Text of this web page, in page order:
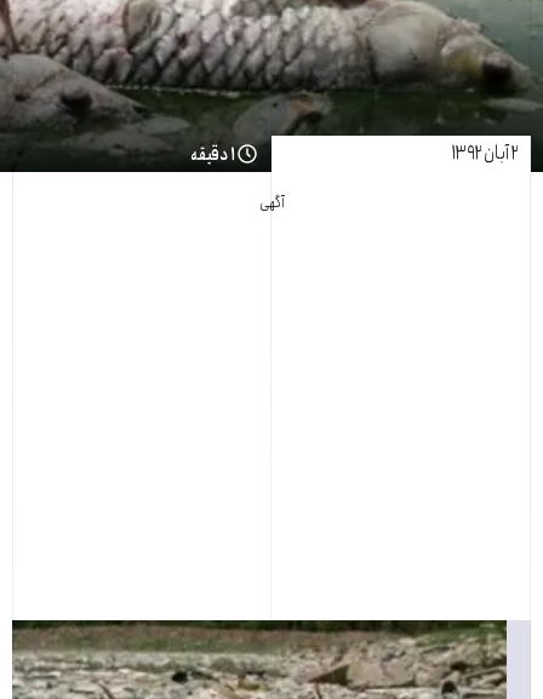
۲ آبان ۱۳۹۲ ۱ دقیقه
آگهی